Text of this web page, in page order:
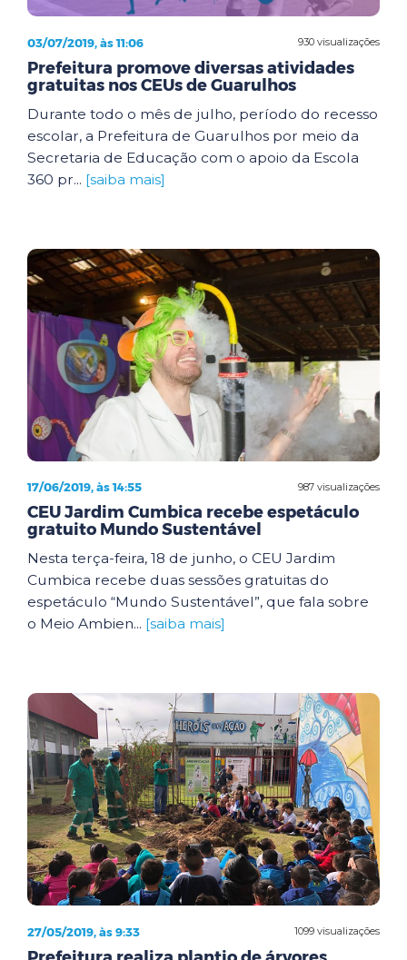
930 visualizações
03/07/2019, às 11:06
Prefeitura promove diversas atividades
gratuitas nos CEUs de Guarulhos
Durante todo o mês de julho, período do recesso
escolar, a Prefeitura de Guarulhos por meio da
Secretaria de Educação com o apoio da Escola
360 pr... [saiba mais]
987 visualizações
17/06/2019, às 14:55
CEU Jardim Cumbica recebe espetáculo
gratuito Mundo Sustentável
Nesta terça-feira, 18 de junho, o CEU Jardim
Cumbica recebe duas sessões gratuitas do
espetáculo “Mundo Sustentável”, que fala sobre
o Meio Ambien... [saiba mais]
1099 visualizações
27/05/2019, às 9:33